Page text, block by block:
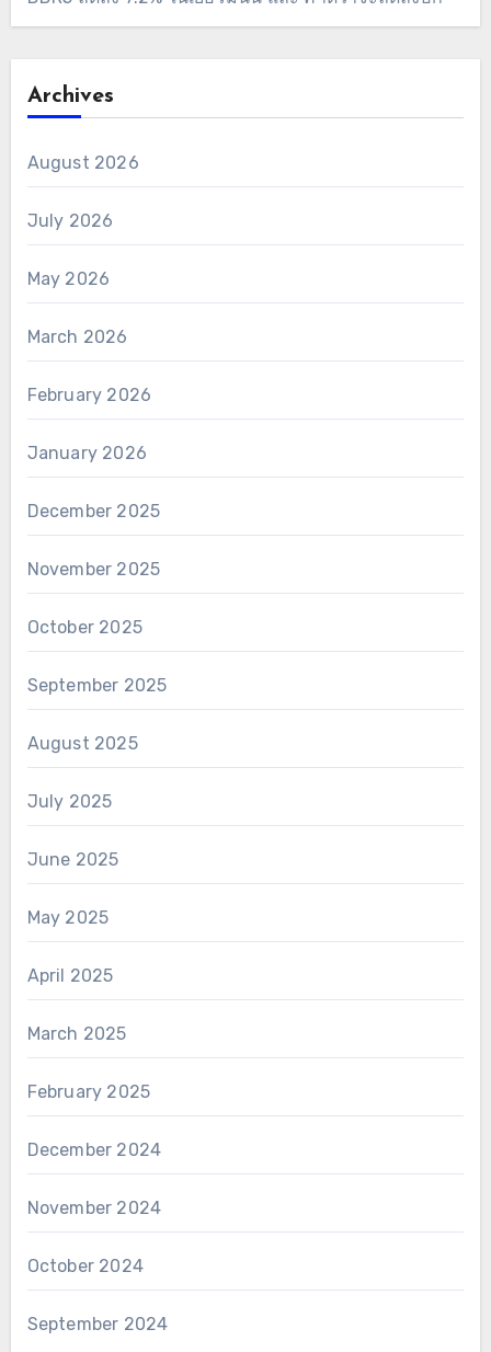
Archives
August 2026
July 2026
May 2026
March 2026
February 2026
January 2026
December 2025
November 2025
October 2025
September 2025
August 2025
July 2025
June 2025
May 2025
April 2025
March 2025
February 2025
December 2024
November 2024
October 2024
September 2024